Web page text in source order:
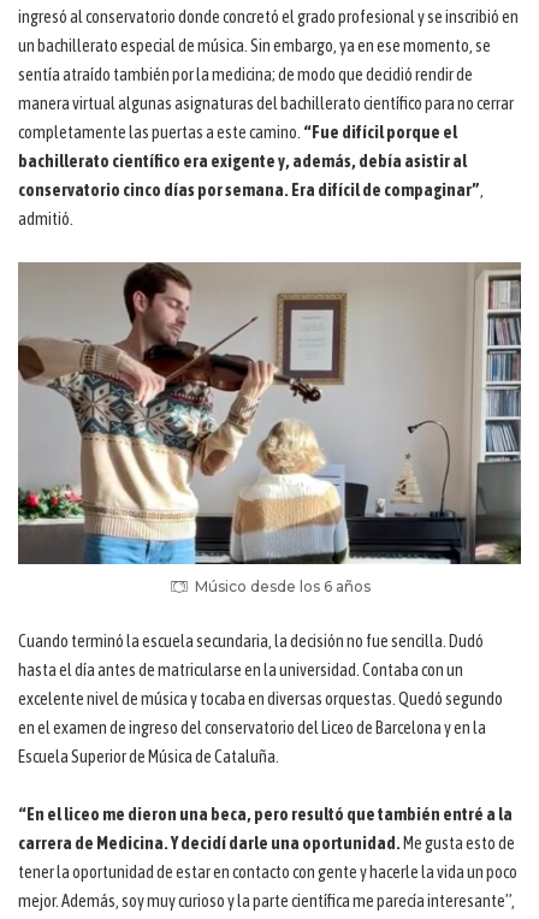
ingresó al conservatorio donde concretó el grado profesional y se inscribió en
un bachillerato especial de música. Sin embargo, ya en ese momento, se
sentía atraído también por la medicina; de modo que decidió rendir de
manera virtual algunas asignaturas del bachillerato científico para no cerrar
completamente las puertas a este camino. “Fue difícil porque el
bachillerato científico era exigente y, además, debía asistir al
conservatorio cinco días por semana. Era difícil de compaginar”,
admitió.
Músico desde los 6 años
Cuando terminó la escuela secundaria, la decisión no fue sencilla. Dudó
hasta el día antes de matricularse en la universidad. Contaba con un
excelente nivel de música y tocaba en diversas orquestas. Quedó segundo
en el examen de ingreso del conservatorio del Liceo de Barcelona y en la
Escuela Superior de Música de Cataluña.
“En el liceo me dieron una beca, pero resultó que también entré a la
carrera de Medicina. Y decidí darle una oportunidad. Me gusta esto de
tener la oportunidad de estar en contacto con gente y hacerle la vida un poco
mejor. Además, soy muy curioso y la parte científica me parecía interesante”,